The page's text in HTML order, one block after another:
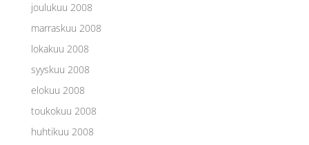
joulukuu 2008
marraskuu 2008
lokakuu 2008
syyskuu 2008
elokuu 2008
toukokuu 2008
huhtikuu 2008